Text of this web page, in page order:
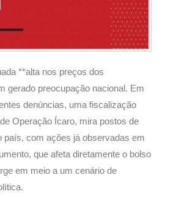
**alta nos preços dos
gerado preocupação nacional. Em
denúncias, uma fiscalização
Operação Ícaro, mira postos de
país, com ações já observadas em
que afeta diretamente o bolso
em meio a um cenário de